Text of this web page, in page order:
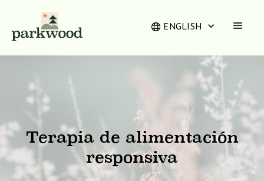
ENGLISH
Terapia de alimentación
responsiva